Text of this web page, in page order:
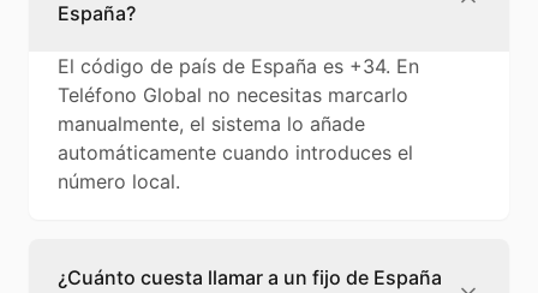
España?
El código de país de España es +34. En
Teléfono Global no necesitas marcarlo
manualmente, el sistema lo añade
automáticamente cuando introduces el
número local.
¿Cuánto cuesta llamar a un fijo de España